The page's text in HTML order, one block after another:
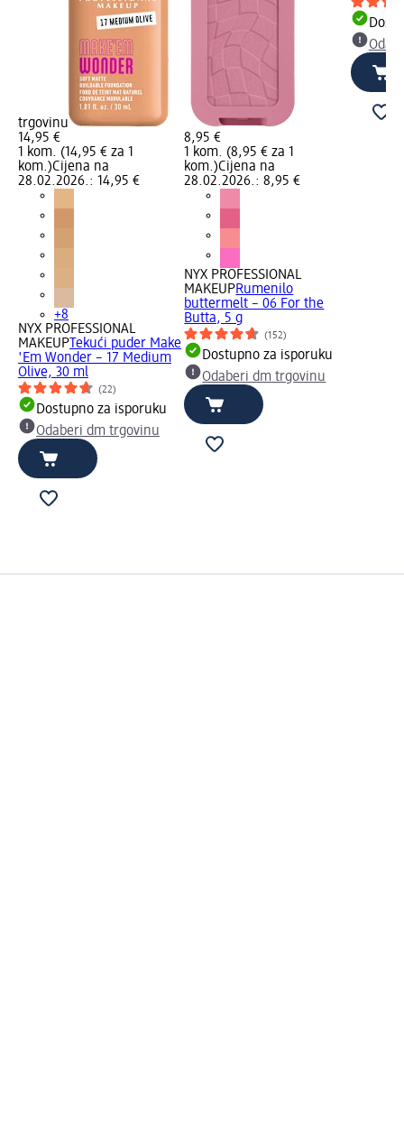
trgovinu
14,95 €
1 kom. (14,95 € za 1
kom.)Cijena na
28.02.2026.: 14,95 €
+8
NYX PROFESSIONAL
MAKEUPTekući puder Make
'Em Wonder – 17 Medium
Olive, 30 ml
(22)
Dostupno za isporuku
Odaberi dm trgovinu
8,95 €
1 kom. (8,95 € za 1
kom.)Cijena na
28.02.2026.: 8,95 €
NYX PROFESSIONAL
MAKEUPRumenilo
buttermelt – 06 For the
Butta, 5 g
(152)
Dostupno za isporuku
Odaberi dm trgovinu